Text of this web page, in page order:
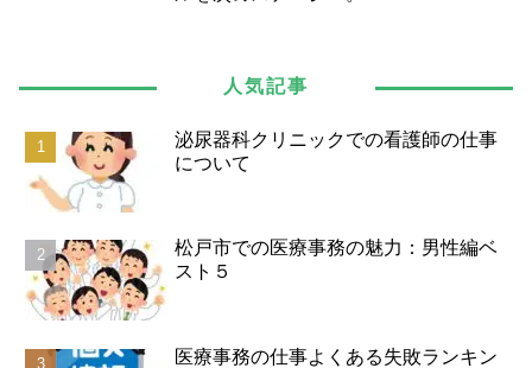
人気記事
泌尿器科クリニックでの看護師の仕事
について
松戸市での医療事務の魅力：男性編ベ
スト５
医療事務の仕事よくある失敗ランキン